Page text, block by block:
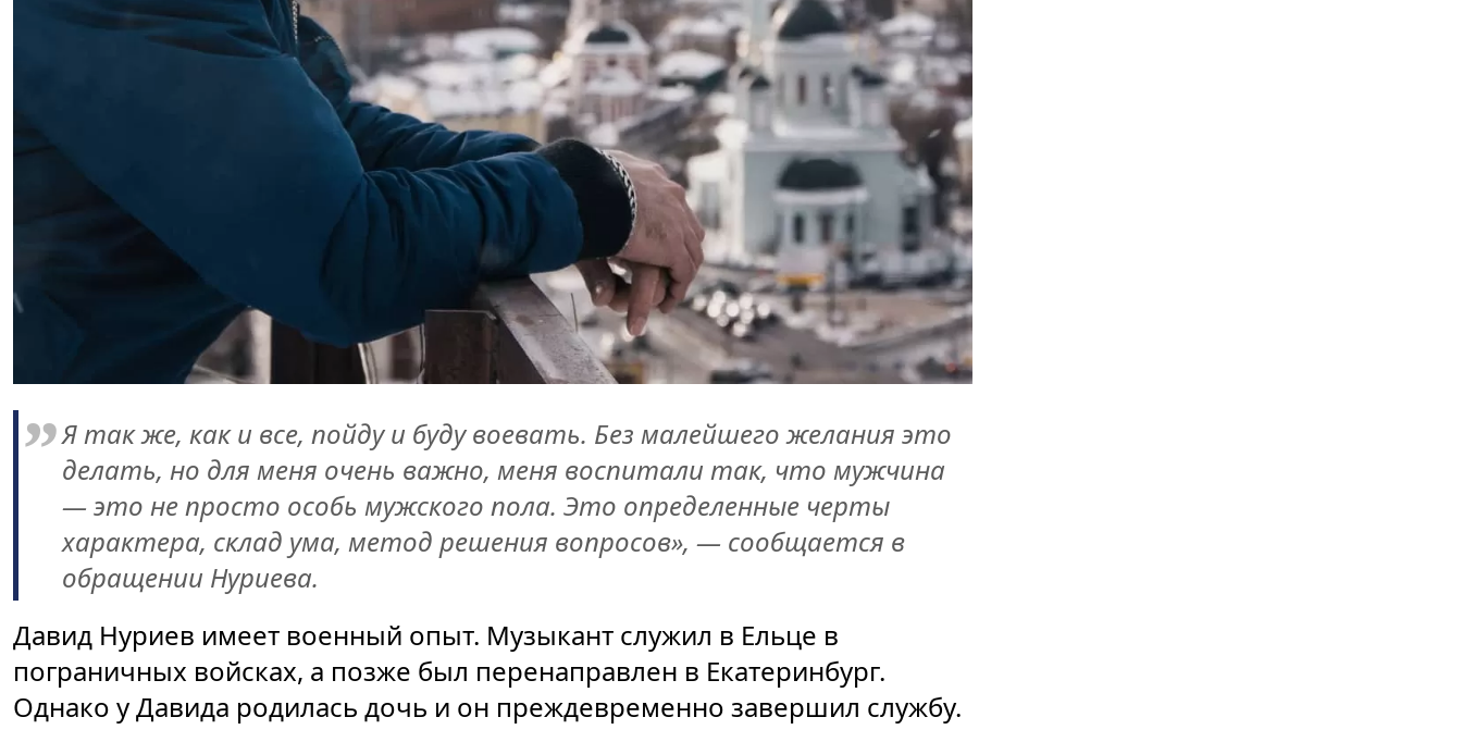
Я так же, как и все, пойду и буду воевать. Без малейшего желания это
делать, но для меня очень важно, меня воспитали так, что мужчина
— это не просто особь мужского пола. Это определенные черты
характера, склад ума, метод решения вопросов», — сообщается в
обращении Нуриева.
Давид Нуриев имеет военный опыт. Музыкант служил в Ельце в
пограничных войсках, а позже был перенаправлен в Екатеринбург.
Однако у Давида родилась дочь и он преждевременно завершил службу.